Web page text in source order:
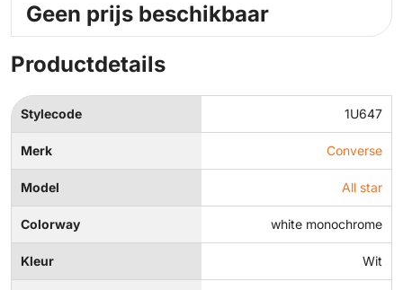
Geen prijs beschikbaar
Productdetails
Stylecode 1U647
Merk Converse
Model All star
Colorway white monochrome
Kleur Wit